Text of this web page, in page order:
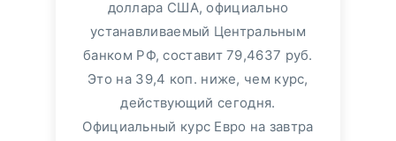
доллара США, официально
устанавливаемый Центральным
банком РФ, составит 79,4637 руб.
Это на 39,4 коп. ниже, чем курс,
действующий сегодня.
Официальный курс Евро на завтра